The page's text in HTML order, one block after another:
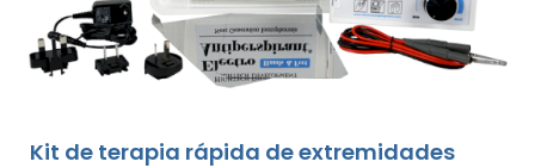
Kit de terapia rápida de extremidades